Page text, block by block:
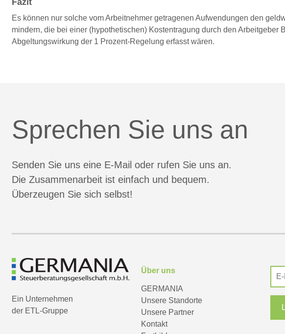
Fazit
Es können nur solche vom Arbeitnehmer getragenen Aufwendungen den
mindern, die bei einer (hypothetischen) Kostentragung durch den Arbeitgeber
Abgeltungswirkung der 1 Prozent-Regelung erfasst wären.
Sprechen Sie uns an
Senden Sie uns eine E-Mail oder rufen Sie uns an.
Die Zusammenarbeit ist einfach und bequem.
Überzeugen Sie sich selbst!
Ein Unternehmen
der ETL-Gruppe
Über uns
GERMANIA
Unsere Standorte
Unsere Partner
Kontakt